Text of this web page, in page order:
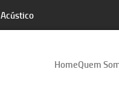
HomeQuem